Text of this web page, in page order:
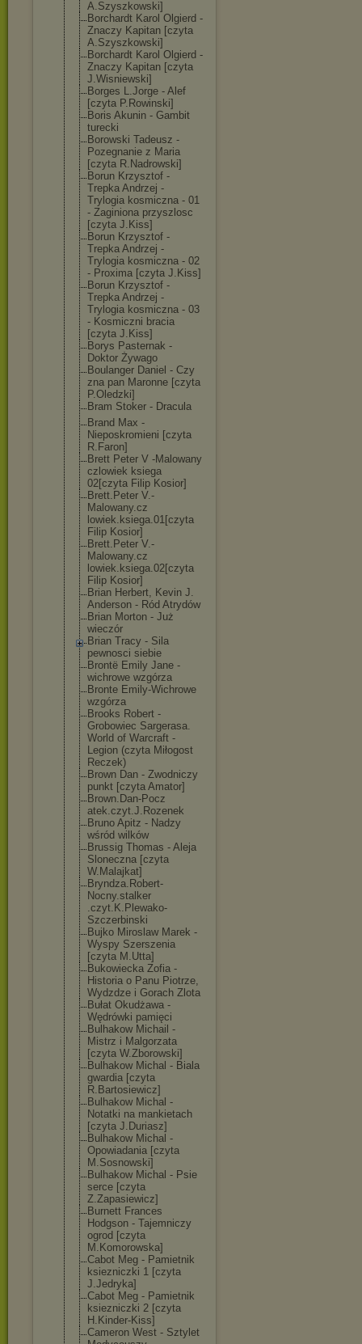
A.Szyszkowski]
Borchardt Karol Olgierd -
Znaczy Kapitan [czyta
A.Szyszkowski]
Borchardt Karol Olgierd -
Znaczy Kapitan [czyta
J.Wisniewski]
Borges L.Jorge - Alef
[czyta P.Rowinski]
Boris Akunin - Gambit
turecki
Borowski Tadeusz -
Pozegnanie z Maria
[czyta R.Nadrowski]
Borun Krzysztof -
Trepka Andrzej -
Trylogia kosmiczna - 01
- Zaginiona przyszlosc
[czyta J.Kiss]
Borun Krzysztof -
Trepka Andrzej -
Trylogia kosmiczna - 02
- Proxima [czyta J.Kiss]
Borun Krzysztof -
Trepka Andrzej -
Trylogia kosmiczna - 03
- Kosmiczni bracia
[czyta J.Kiss]
Borys Pasternak -
Doktor Żywago
Boulanger Daniel - Czy
zna pan Maronne [czyta
P.Oledzki]
Bram Stoker - Dracula
Brand Max -
Nieposkromieni [czyta
R.Faron]
Brett Peter V -Malowany
czlowiek ksiega
02[czyta Filip Kosior]
Brett.Peter V.-
Malowany.cz
lowiek.ksiega.01[czyta
Filip Kosior]
Brett.Peter V.-
Malowany.cz
lowiek.ksiega.02[czyta
Filip Kosior]
Brian Herbert, Kevin J.
Anderson - Ród Atrydów
Brian Morton - Już
wieczór
Brian Tracy - Sila
pewnosci siebie
Brontë Emily Jane -
wichrowe wzgórza
Bronte Emily-Wichrowe
wzgórza
Brooks Robert -
Grobowiec Sargerasa.
World of Warcraft -
Legion (czyta Miłogost
Reczek)
Brown Dan - Zwodniczy
punkt [czyta Amator]
Brown.Dan-Pocz
atek.czyt.J.Rozenek
Bruno Apitz - Nadzy
wśród wilków
Brussig Thomas - Aleja
Sloneczna [czyta
W.Malajkat]
Bryndza.Robert-
Nocny.stalker
.czyt.K.Plewako-
Szczerbinski
Bujko Miroslaw Marek -
Wyspy Szerszenia
[czyta M.Utta]
Bukowiecka Zofia -
Historia o Panu Piotrze,
Wydzdze i Gorach Zlota
Bułat Okudżawa -
Wędrówki pamięci
Bulhakow Michail -
Mistrz i Malgorzata
[czyta W.Zborowski]
Bulhakow Michal - Biala
gwardia [czyta
R.Bartosiewicz]
Bulhakow Michal -
Notatki na mankietach
[czyta J.Duriasz]
Bulhakow Michal -
Opowiadania [czyta
M.Sosnowski]
Bulhakow Michal - Psie
serce [czyta
Z.Zapasiewicz]
Burnett Frances
Hodgson - Tajemniczy
ogrod [czyta
M.Komorowska]
Cabot Meg - Pamietnik
ksiezniczki 1 [czyta
J.Jedryka]
Cabot Meg - Pamietnik
ksiezniczki 2 [czyta
H.Kinder-Kiss]
Cameron West - Sztylet